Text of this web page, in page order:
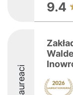
9.4
Laureaci